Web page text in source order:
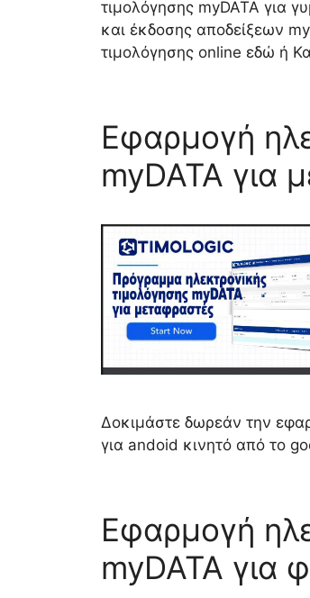
τιμολόγησης myDATA για
και έκδοσης αποδείξεων
τιμολόγησης online εδώ ή
Εφαρμογή
myDATA για
Δοκιμάστε δωρεάν την
για andoid κινητό από το
Εφαρμογή
myDATA για